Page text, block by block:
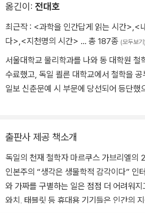
소장을 겸임하고 있다. 뉴욕의 사회 연구
r Social Research 내 철학 및 새로운 인
or Philosophy and the New Humanities
osophy의 수석 글로벌 고문으로도 활동
는 삶의 보편적 가치를 다룬 『어두운 시대
와 인본주의 3부작인 『왜 세계는 존재하지
음』(공저) 등 다수의 저서를 발표했다.
옮긴이: 전대호
최근작 : <과학을 인간답게 읽는 시간> <
다> <지천명의 시간> … 총 187종 (모두보기)
서울대학교 물리학과를 나와 동 대학원 철
수료했고, 독일 쾰른 대학교에서 철학을
일보 신춘문예 시 부문에 당선되어 등단했
너른 바다』, 『지천명의 시간』,『가끔 중세를
의 철학』, 『생각이란 무엇인가』, 『나는 뇌
위 놀이를 하지 않는다』, 『유물론』, 『더 브
과학』, 『로지코믹스』, 『위대한 설계』 외 다
출판사 제공 책소개
독일의 천재 철학자 마르쿠스 가브리엘의
인본주의 “생각은 생물학적 감각이다” 인터넷 세상 속에서 실재
와 가짜를 구별하는 일은 점점 더 어려워
와치, 태블릿 등 휴대용 기기들은 인간의